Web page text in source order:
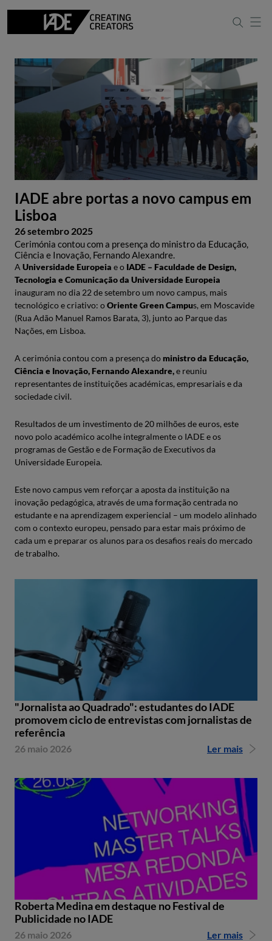
IADE abre portas a novo campus em
Lisboa
26 setembro 2025
Cerimónia contou com a presença do ministro da Educação,
Ciência e Inovação, Fernando Alexandre.
A ​ Universidade Europeia e o ​ IADE – Faculdade de Design,
Tecnologia e Comunicação da Universidade Europeia
inauguram no dia 22 de setembro um novo campus, mais
tecnológico e criativo: o ​Oriente Green Campus, em Moscavide
(Rua Adão Manuel Ramos Barata, 3), junto ao Parque das
Nações, em Lisboa.
A cerimónia contou com a presença do ​ ministro da Educação,
Ciência e Inovação, Fernando Alexandre,e reuniu
representantes de instituições académicas, empresariais e da
sociedade civil.
Resultados de um investimento de 20 milhões de euros, este
novo polo académico acolhe integralmente o IADE e os
programas de Gestão e de Formação de Executivos da
Universidade Europeia.
Este novo campus vem reforçar a aposta da instituição na
inovação pedagógica, através de uma formação centrada no
estudante e na aprendizagem experiencial – um modelo alinhado
com o contexto europeu, pensado para estar mais próximo de
cada um e preparar os alunos para os desafios reais do mercado
de trabalho.
"Jornalista ao Quadrado": estudantes do IADE
promovem ciclo de entrevistas com jornalistas de
referência
26 maio 2026 Ler mais
Roberta Medina em destaque no Festival de
Publicidade no IADE
26 maio 2026 Ler mais